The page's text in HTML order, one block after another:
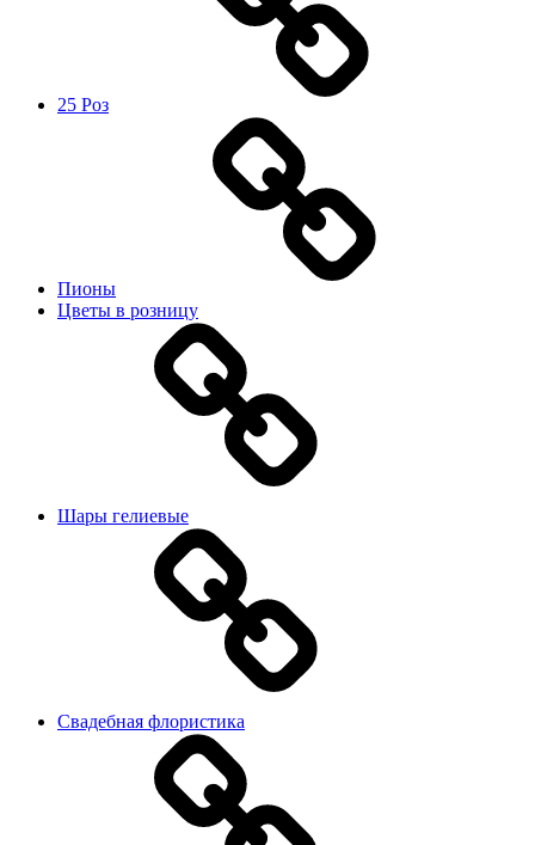
25 Роз
Пионы
Цветы в розницу
Шары гелиевые
Свадебная флористика